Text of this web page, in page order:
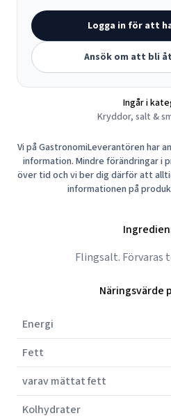
Logga in för att
Ansök om att bli
Ingår i
Kryddor, salt &
Vi på GastronomiLeverantören har
information. Mindre förändringar i
över tid och vi ber dig därför att
informationen på
Flingsalt. Förvaras
Näringsvärde
Energi
Fett
varav mättat fett
Kolhydrater